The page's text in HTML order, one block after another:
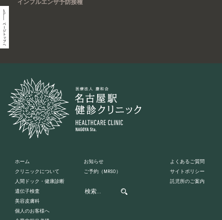
インフルエンザ予防接種
ホーム
クリニックについて
人間ドック・健康診断
遺伝子検査
美容皮膚科
個人のお客様へ
お知らせ
ご予約 （MRSO）
よくあるご質問
サイトポリシー
託児所のご案内